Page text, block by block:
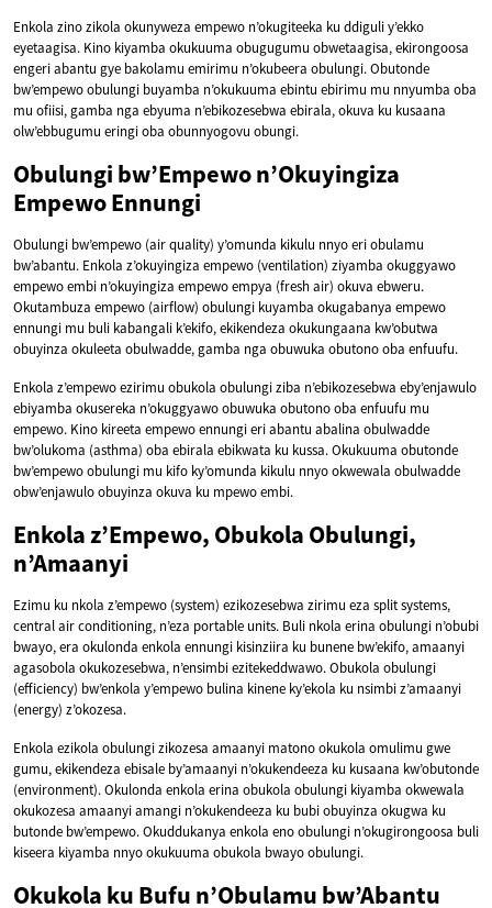
Enkola zino zikola okunyweza empewo n’okugiteeka ku ddiguli y’ekko
eyetaagisa. Kino kiyamba okukuuma obugugumu obwetaagisa, ekirongoosa
engeri abantu gye bakolamu emirimu n’okubeera obulungi. Obutonde
bw’empewo obulungi buyamba n’okukuuma ebintu ebirimu mu nnyumba oba
mu ofiisi, gamba nga ebyuma n’ebikozesebwa ebirala, okuva ku kusaana
olw’ebbugumu eringi oba obunnyogovu obungi.
Obulungi bw’Empewo n’Okuyingiza
Empewo Ennungi
Obulungi bw’empewo (air quality) y’omunda kikulu nnyo eri obulamu
bw’abantu. Enkola z’okuyingiza empewo (ventilation) ziyamba okuggyawo
empewo embi n’okuyingiza empewo empya (fresh air) okuva ebweru.
Okutambuza empewo (airflow) obulungi kuyamba okugabanya empewo
ennungi mu buli kabangali k’ekifo, ekikendeza okukungaana kw’obutwa
obuyinza okuleeta obulwadde, gamba nga obuwuka obutono oba enfuufu.
Enkola z’empewo ezirimu obukola obulungi ziba n’ebikozesebwa eby’enjawulo
ebiyamba okusereka n’okuggyawo obuwuka obutono oba enfuufu mu
empewo. Kino kireeta empewo ennungi eri abantu abalina obulwadde
bw’olukoma (asthma) oba ebirala ebikwata ku kussa. Okukuuma obutonde
bw’empewo obulungi mu kifo ky’omunda kikulu nnyo okwewala obulwadde
obw’enjawulo obuyinza okuva ku mpewo embi.
Enkola z’Empewo, Obukola Obulungi,
n’Amaanyi
Ezimu ku nkola z’empewo (system) ezikozesebwa zirimu eza split systems,
central air conditioning, n’eza portable units. Buli nkola erina obulungi n’obubi
bwayo, era okulonda enkola ennungi kisinziira ku bunene bw’ekifo, amaanyi
agasobola okukozesebwa, n’ensimbi ezitekeddwawo. Obukola obulungi
(efficiency) bw’enkola y’empewo bulina kinene ky’ekola ku nsimbi z’amaanyi
(energy) z’okozesa.
Enkola ezikola obulungi zikozesa amaanyi matono okukola omulimu gwe
gumu, ekikendeza ebisale by’amaanyi n’okukendeeza ku kusaana kw’obutonde
(environment). Okulonda enkola erina obukola obulungi kiyamba okwewala
okukozesa amaanyi amangi n’okukendeeza ku bubi obuyinza okugwa ku
butonde bw’empewo. Okuddukanya enkola eno obulungi n’okugirongoosa buli
kiseera kiyamba nnyo okukuuma obukola bwayo obulungi.
Okukola ku Bufu n’Obulamu bw’Abantu